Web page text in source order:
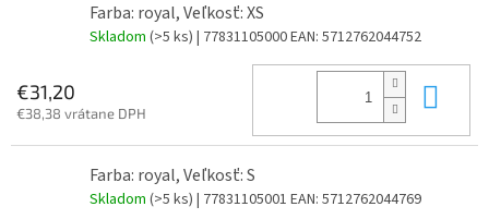
Farba: royal, Veľkosť: XS
Skladom (>5 ks) | 77831105000EAN: 5712762044752
€31,20
€38,38 vrátane DPH
Farba: royal, Veľkosť: S
Skladom (>5 ks) | 77831105001 EAN: 5712762044769